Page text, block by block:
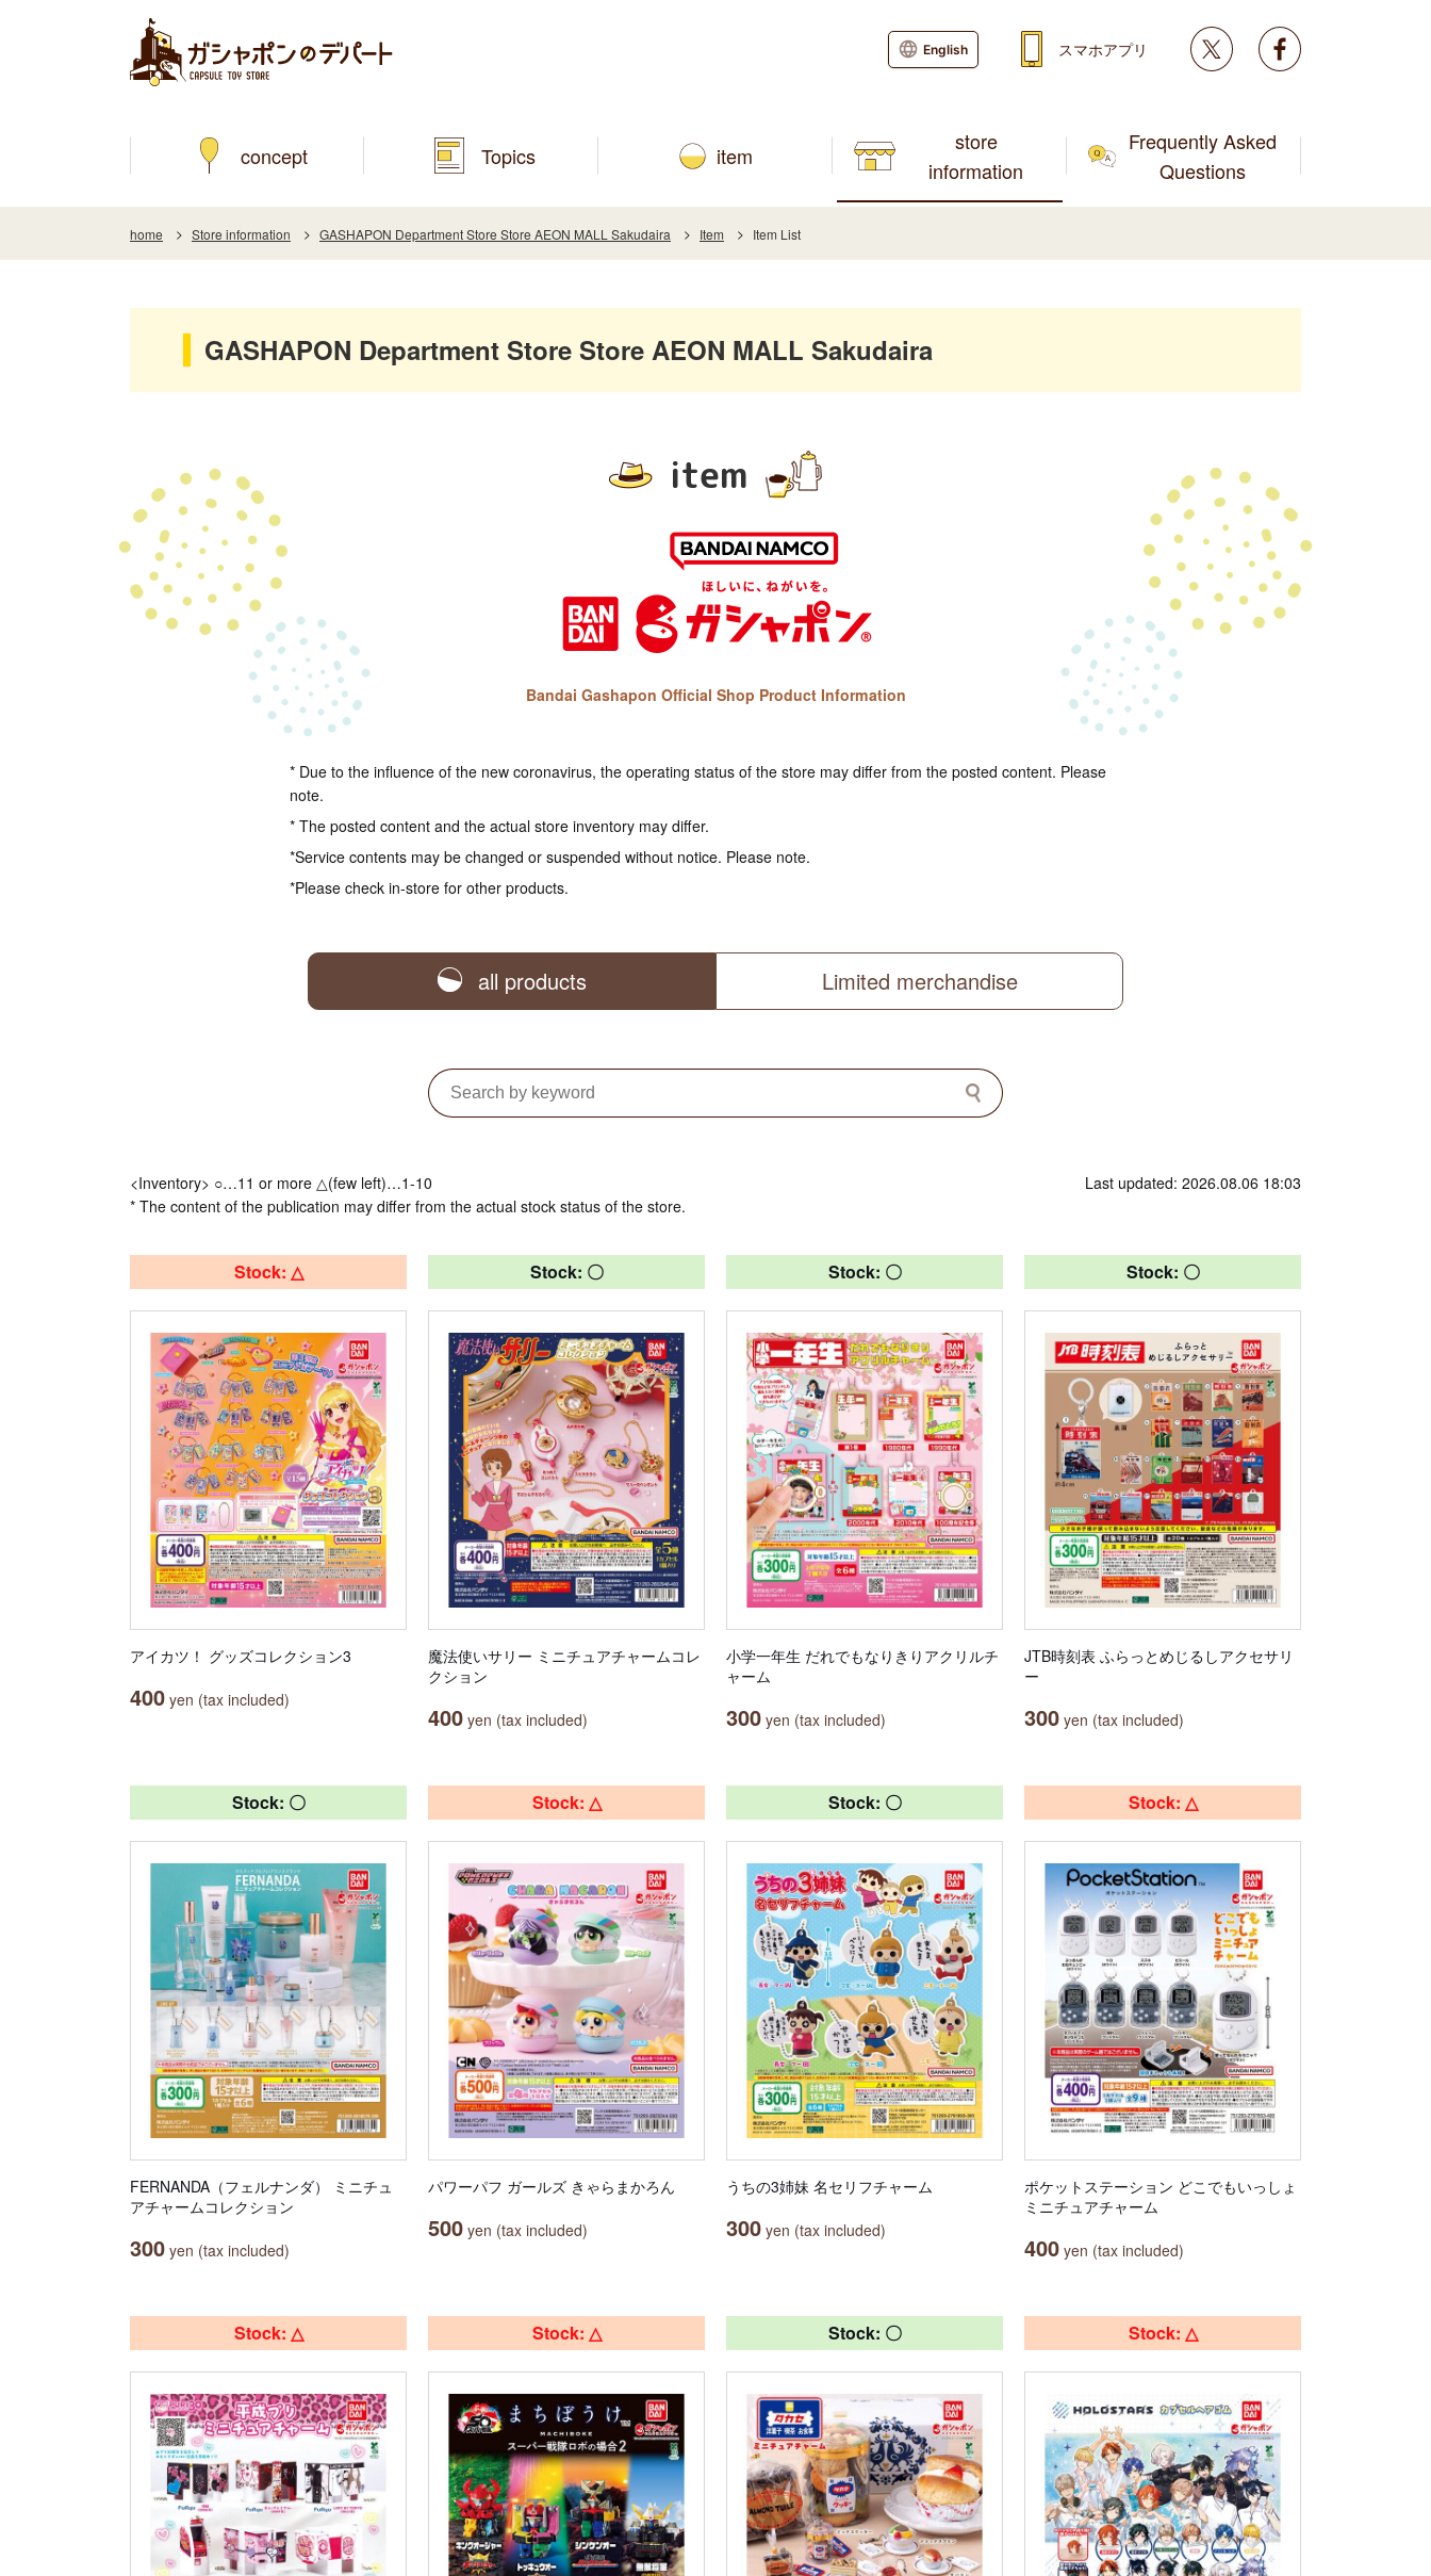
concept Topics item
store
information
Frequently Asked
Questions
English スマホアプリ Twitter
home Store information GASHAPON Department Store Store AEON MALL Sakudaira Item Item List
GASHAPON Department Store Store AEON MALL Sakudaira
item
Bandai Gashapon Official Shop Product Information
* Due to the influence of the new coronavirus, the operating status of the store may differ from the posted content. Please
note.
* The posted content and the actual store inventory may differ.
*Service contents may be changed or suspended without notice. Please note.
*Please check in-store for other products.
all products Limited merchandise
<Inventory> ○…11 or more △(few left)…1-10
* The content of the publication may differ from the actual stock status of the store.
Last updated: 2026.08.06 18:03
Stock: △
アイカツ！ グッズコレクション3
400 yen (tax included)
Stock: 〇
魔法使いサリー ミニチュアチャームコレ
クション
400 yen (tax included)
Stock: 〇
小学一年生 だれでもなりきりアクリルチ
ャーム
300 yen (tax included)
Stock: 〇
JTB時刻表 ふらっとめじるしアクセサリ
ー
300 yen (tax included)
Stock: 〇
FERNANDA（フェルナンダ） ミニチュ
アチャームコレクション
300 yen (tax included)
Stock: △
パワーパフ ガールズ きゃらまかろん
500 yen (tax included)
Stock: 〇
うちの3姉妹 名セリフチャーム
300 yen (tax included)
Stock: △
ポケットステーション どこでもいっしょ
ミニチュアチャーム
400 yen (tax included)
Stock: △ Stock: △ Stock: 〇 Stock: △